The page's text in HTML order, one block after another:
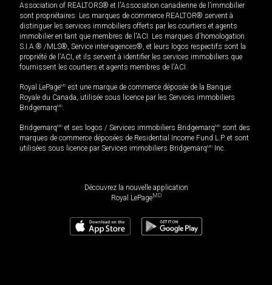
Association of REALTORS® et l'Association canadienne de l’immobilier
sont propriétaires. Les marques de commerce REALTOR® servent à
distinguer les services immobiliers offerts par les courtiers et agents
immobilier en tant que membres de l'ACI. Les marques d'homologation
S.I.A.® /MLS®, Service inter-agences®, et leurs logos respectifs sont la
propriété de l'ACI, et ils servent à identifier les services immobiliers que
fournissent les courtiers et agents membres de l'ACI.
Royal LePageMD est une marque de commerce déposée de la Banque
Royale du Canada, utilisée sous licence par les Services immobiliers
BridgemarqMD.
BridgemarqMD et ses logos / Services immobiliers BridgemarqMD sont des
marques de commerce déposées de Residential Income Fund L.P. et sont
utilisées sous licence par Services immobiliers BridgemarqMD Inc.
Découvrez la nouvelle application
Royal LePageMD